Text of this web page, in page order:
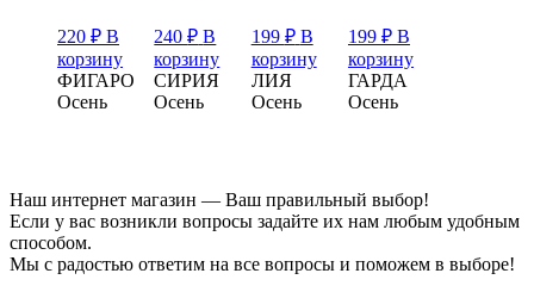
220 ₽ В
корзину
ФИГАРО
Осень
240₽ В
корзину
СИРИЯ
Осень
199 ₽ В
корзину
ЛИЯ
Осень
199 ₽ В
корзину
ГАРДА
Осень
Наш интернет магазин — Ваш правильный выбор!
Если у вас возникли вопросы задайте их нам любым удобным
способом.
Мы с радостью ответим на все вопросы и поможем в выборе!